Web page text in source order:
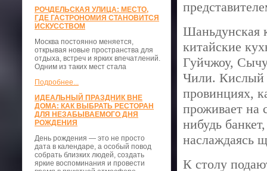
РОЧДЕЛЬСКАЯ УЛИЦА: МЕСТО,
ГДЕ ГАСТРОНОМИЯ СТАНОВИТСЯ
ИСКУССТВОМ
Москва постоянно меняется,
открывая новые пространства для
отдыха, встреч и ярких впечатлений.
Одним из таких мест стала
Подробнее...
ИДЕАЛЬНЫЙ ПРАЗДНИК ВНЕ
ДОМА: КАК ВЫБРАТЬ РЕСТОРАН
ДЛЯ НЕЗАБЫВАЕМОГО ДНЯ
РОЖДЕНИЯ
День рождения — это не просто
дата в календаре, а особый повод
собрать близких людей, создать
яркие воспоминания и провести
Шаньдунская
китайские
Гуйчжоу,
Чили. Кислый
провинциях,
проживает на
нибудь
наслаждаясь
К столу